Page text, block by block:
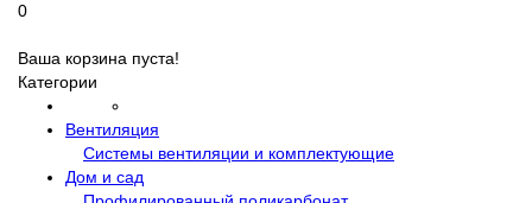
0
Ваша корзина пуста!
Категории
Вентиляция
Системы вентиляции и комплектующие
Дом и сад